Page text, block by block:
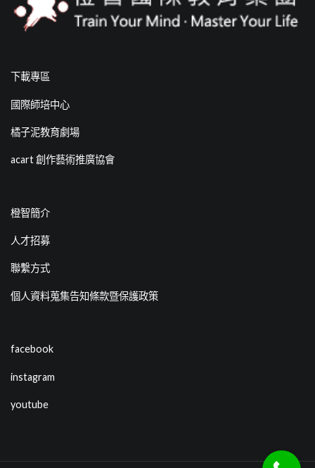
下載專區
國際師培中心
橘子泥教育劇場
acart 創作藝術推廣協會
橙智簡介
人才招募
聯繫方式
個人資料蒐集告知條款暨保護政策
facebook
instagram
youtube